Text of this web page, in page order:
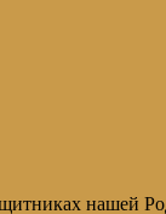
нашей